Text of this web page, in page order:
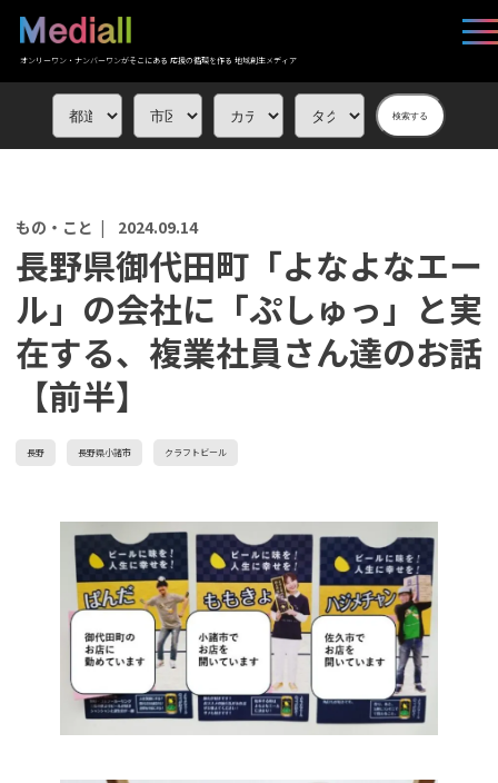
オンリーワン・ナンバーワンがそこにある 応援の循環を作る 地域創生メディア
検索する
もの・こと | 2024.09.14
長野県御代田町「よなよなエー
ル」の会社に「ぷしゅっ」と実
在する、複業社員さん達のお話
【前半】
長野 長野県小諸市 クラフトビール